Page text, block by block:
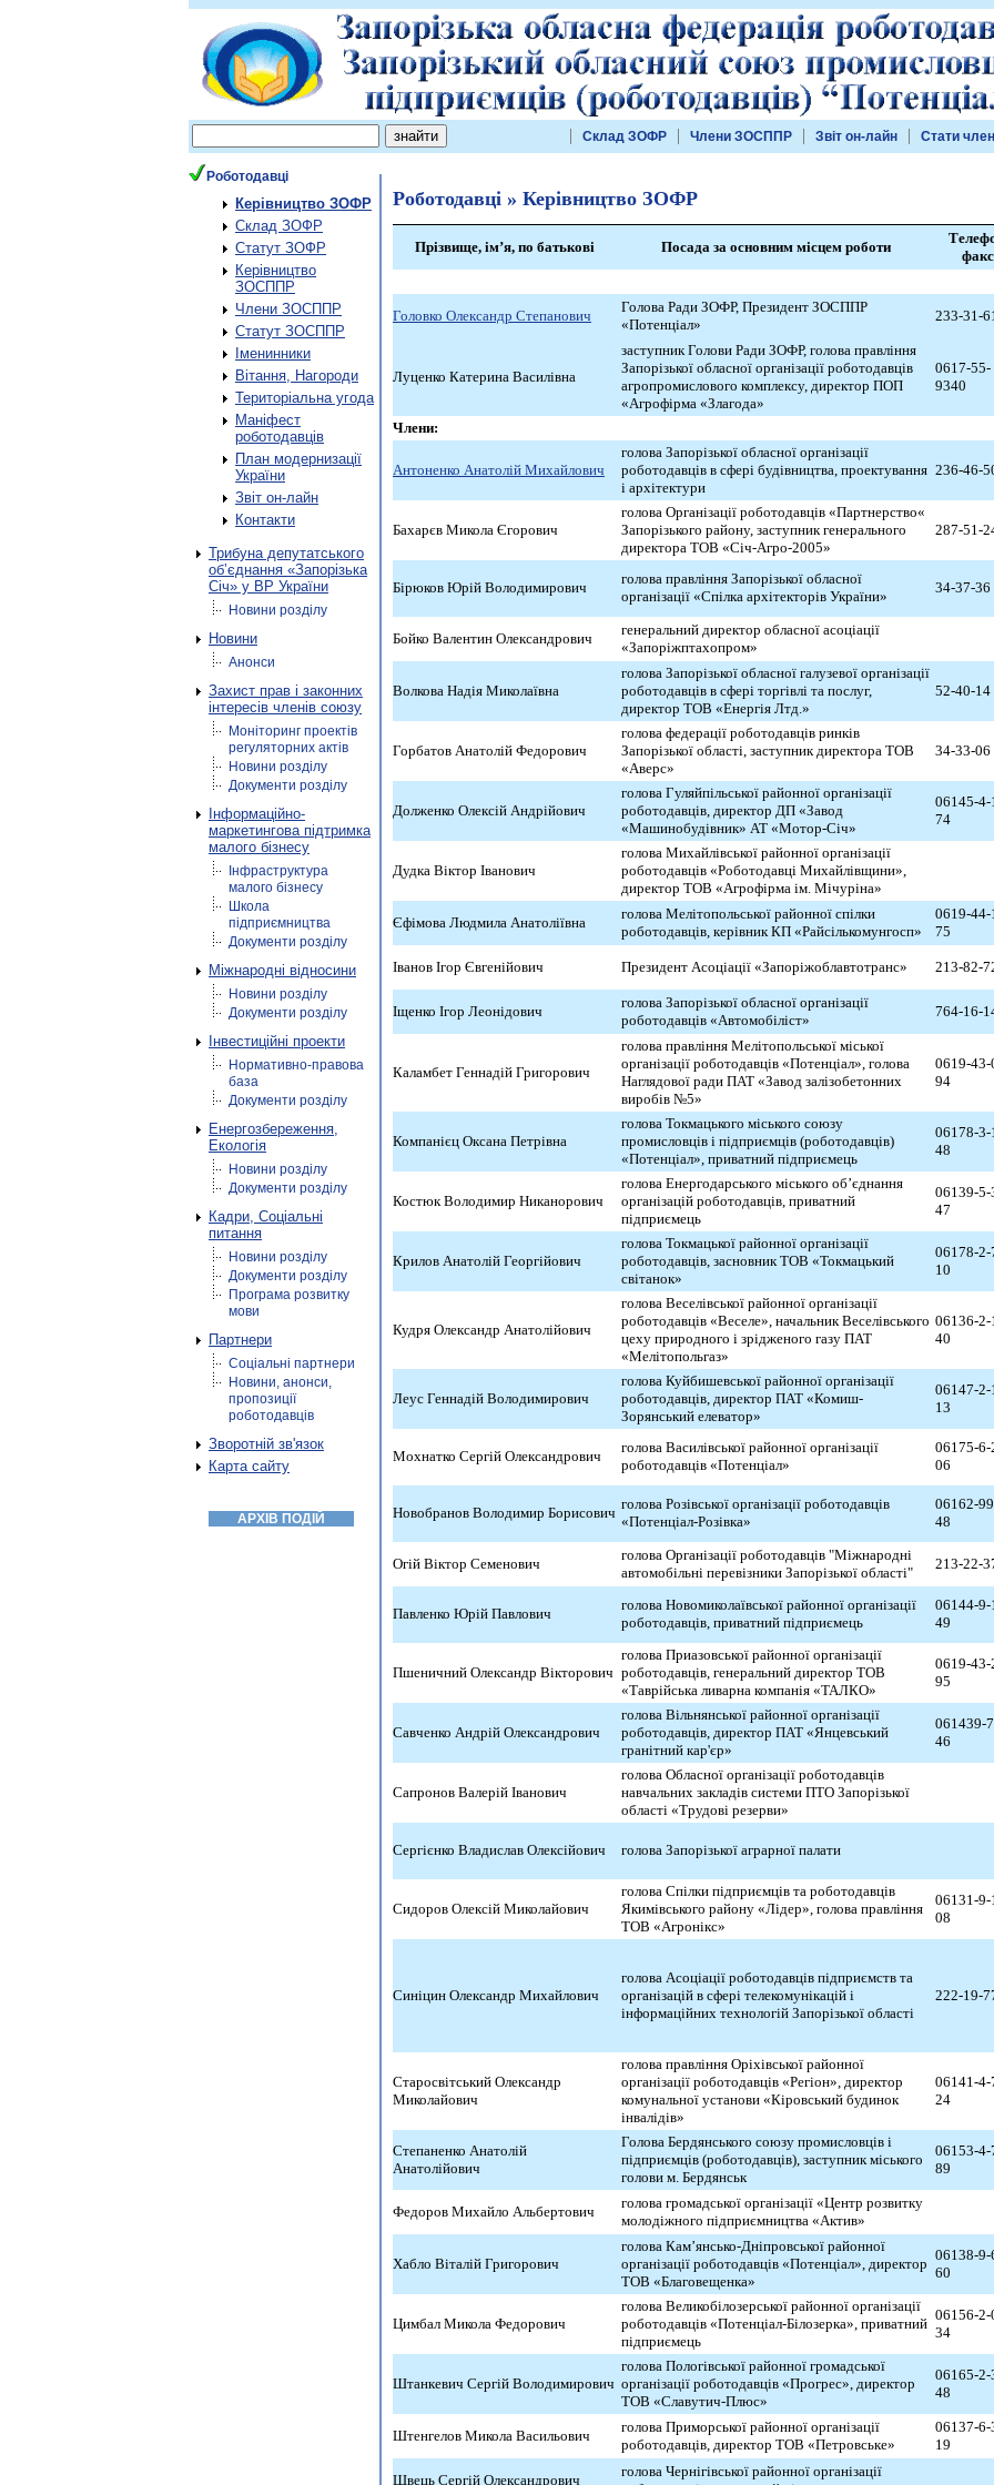
Склад ЗОФР Члени ЗОСППР Звіт он-лайн Стати
Роботодавці
Керівництво ЗОФР
Склад ЗОФР
Статут ЗОФР
Керівництво
ЗОСППР
Члени ЗОСППР
Статут ЗОСППР
Іменинники
Вітання, Нагороди
Територіальна угода
Маніфест
роботодавців
План модернизації
України
Звіт он-лайн
Контакти
Трибуна депутатського
об’єднання «Запорізька
Січ» у ВР України
Новини розділу
Новини
Анонси
Захист прав і законних
інтересів членів союзу
Моніторинг проектів
регуляторних актів
Новини розділу
Документи розділу
Інформаційно-
маркетингова підтримка
малого бізнесу
Інфраструктура
малого бізнесу
Школа
підприємництва
Документи розділу
Міжнародні відносини
Новини розділу
Документи розділу
Інвестиційні проекти
Нормативно-правова
база
Документи розділу
Енергозбереження,
Екологія
Новини розділу
Документи розділу
Кадри, Соціальні
питання
Новини розділу
Документи розділу
Програма розвитку
мови
Партнери
Соціальні партнери
Новини, анонси,
пропозиції
роботодавців
Зворотній зв'язок
Карта сайту
АРХІВ ПОДІЙ
Роботодавці » Керівництво ЗОФР
Прізвище, ім’я, по батькові Посада за основним місцем роботи
факс
Головко Олександр Степанович
Голова Ради ЗОФР, Президент ЗОСППР
«Потенціал»
233-31-
Луценко Катерина Василівна
заступник Голови Ради ЗОФР, голова правління
Запорізької обласної організації роботодавців
агропромислового комплексу, директор ПОП
«Агрофірма «Злагода»
0617-55-
9340
Члени:
Антоненко Анатолій Михайлович
голова Запорізької обласної організації
роботодавців в сфері будівництва, проектування
і архітектури
236-46-
Бахарєв Микола Єгорович
голова Організації роботодавців «Партнерство«
Запорізького району, заступник генерального
директора ТОВ «Січ-Агро-2005»
287-51-
Бірюков Юрій Володимирович
голова правління Запорізької обласної
організації «Спілка архітекторів України»
34-37-36
Бойко Валентин Олександрович
генеральний директор обласної асоціації
«Запоріжптахопром»
Волкова Надія Миколаївна
голова Запорізької обласної галузевої організації
роботодавців в сфері торгівлі та послуг,
директор ТОВ «Енергія Лтд.»
52-40-14
Горбатов Анатолій Федорович
голова федерації роботодавців ринків
Запорізької області, заступник директора ТОВ
«Аверс»
34-33-06
Долженко Олексій Андрійович
голова Гуляйпільської районної організації
роботодавців, директор ДП «Завод
«Машинобудівник» АТ «Мотор-Січ»
06145-4-
74
Дудка Віктор Іванович
голова Михайлівської районної організації
роботодавців «Роботодавці Михайлівщини»,
директор ТОВ «Агрофірма ім. Мічуріна»
Єфімова Людмила Анатоліївна
голова Мелітопольської районної спілки
роботодавців, керівник КП «Райсількомунгосп»
0619-44-
75
Іванов Ігор Євгенійович Президент Асоціації «Запоріжоблавтотранс» 213-82-
Іщенко Ігор Леонідович
голова Запорізької обласної організації
роботодавців «Автомобіліст»
764-16-
Каламбет Геннадій Григорович
голова правління Мелітопольської міської
організації роботодавців «Потенціал», голова
Наглядової ради ПАТ «Завод залізобетонних
виробів №5»
0619-43-
94
Компанієц Оксана Петрівна
голова Токмацького міського союзу
промисловців і підприємців (роботодавців)
«Потенціал», приватний підприємець
06178-3-
48
Костюк Володимир Никанорович
голова Енергодарського міського об’єднання
організацій роботодавців, приватний
підприємець
06139-5-
47
Крилов Анатолій Георгійович
голова Токмацької районної організації
роботодавців, засновник ТОВ «Токмацький
світанок»
06178-2-
10
Кудря Олександр Анатолійович
голова Веселівської районної організації
роботодавців «Веселе», начальник Веселівського
цеху природного і зрідженого газу ПАТ
«Мелітопольгаз»
06136-2-
40
Леус Геннадій Володимирович
голова Куйбишевської районної організації
роботодавців, директор ПАТ «Комиш-
Зорянський елеватор»
06147-2-
13
Мохнатко Сергій Олександрович
голова Василівської районної організації
роботодавців «Потенціал»
06175-6-
06
Новобранов Володимир Борисович
голова Розівської організації роботодавців
«Потенціал-Розівка»
06162-
48
Огій Віктор Семенович
голова Організації роботодавців "Міжнародні
автомобільні перевізники Запорізької області"
213-22-
Павленко Юрій Павлович
голова Новомиколаївської районної організації
роботодавців, приватний підприємець
06144-9-
49
Пшеничний Олександр Вікторович
голова Приазовської районної організації
роботодавців, генеральний директор ТОВ
«Таврійська ливарна компанія «ТАЛКО»
0619-43-
95
Савченко Андрій Олександрович
голова Вільнянської районної організації
роботодавців, директор ПАТ «Янцевський
гранітний кар'єр»
061439-
46
Сапронов Валерій Іванович
голова Обласної організації роботодавців
навчальних закладів системи ПТО Запорізької
області «Трудові резерви»
Сергієнко Владислав Олексійович голова Запорізької аграрної палати
Сидоров Олексій Миколайович
голова Спілки підприємців та роботодавців
Якимівського району «Лідер», голова правління
ТОВ «Агронікс»
06131-9-
08
Синіцин Олександр Михайлович
голова Асоціації роботодавців підприємств та
організацій в сфері телекомунікацій і
інформаційних технологій Запорізької області
222-19-
Старосвітський Олександр
Миколайович
голова правління Оріхівської районної
організації роботодавців «Регіон», директор
комунальної установи «Кіровський будинок
інвалідів»
06141-4-
24
Степаненко Анатолій
Анатолійович
Голова Бердянського союзу промисловців і
підприємців (роботодавців), заступник міського
голови м. Бердянськ
06153-4-
89
Федоров Михайло Альбертович
голова громадської організації «Центр розвитку
молодіжного підприємництва «Актив»
Хабло Віталій Григорович
голова Кам’янсько-Дніпровської районної
організації роботодавців «Потенціал», директор
ТОВ «Благовещенка»
06138-9-
60
Цимбал Микола Федорович
голова Великобілозерської районної організації
роботодавців «Потенціал-Білозерка», приватний
підприємець
06156-2-
34
Штанкевич Сергій Володимирович
голова Пологівської районної громадської
організації роботодавців «Прогрес», директор
ТОВ «Славутич-Плюс»
06165-2-
48
Штенгелов Микола Васильович
голова Приморської районної організації
роботодавців, директор ТОВ «Петровське»
06137-6-
19
Швець Сергій Олександрович
голова Чернігівської районної організації